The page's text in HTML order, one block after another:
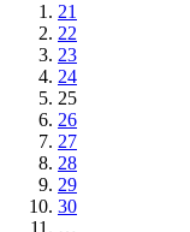
21
22
23
24
25
26
27
28
29
30
…